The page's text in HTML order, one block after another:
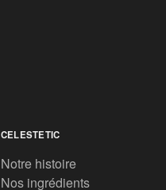
CELESTETIC
Notre histoire
Nos ingrédients